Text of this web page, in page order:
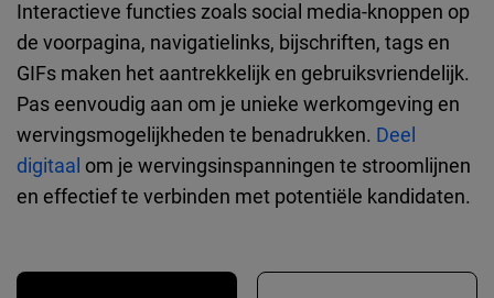
Interactieve functies zoals social media-knoppen op
de voorpagina, navigatielinks, bijschriften, tags en
GIFs maken het aantrekkelijk en gebruiksvriendelijk.
Pas eenvoudig aan om je unieke werkomgeving en
wervingsmogelijkheden te benadrukken. Deel
digitaal om je wervingsinspanningen te stroomlijnen
en effectief te verbinden met potentiële kandidaten.